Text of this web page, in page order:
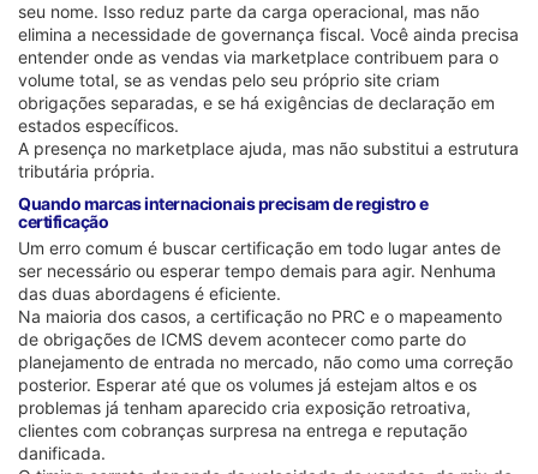
seu nome. Isso reduz parte da carga operacional, mas não
elimina a necessidade de governança fiscal. Você ainda precisa
entender onde as vendas via marketplace contribuem para o
volume total, se as vendas pelo seu próprio site criam
obrigações separadas, e se há exigências de declaração em
estados específicos.
A presença no marketplace ajuda, mas não substitui a estrutura
tributária própria.
Quando marcas internacionais precisam de registro e
certificação
Um erro comum é buscar certificação em todo lugar antes de
ser necessário ou esperar tempo demais para agir. Nenhuma
das duas abordagens é eficiente.
Na maioria dos casos, a certificação no PRC e o mapeamento
de obrigações de ICMS devem acontecer como parte do
planejamento de entrada no mercado, não como uma correção
posterior. Esperar até que os volumes já estejam altos e os
problemas já tenham aparecido cria exposição retroativa,
clientes com cobranças surpresa na entrega e reputação
danificada.